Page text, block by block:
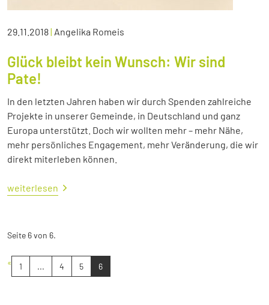
29.11.2018| Angelika Romeis
Glück bleibt kein Wunsch: Wir sind
Pate!
In den letzten Jahren haben wir durch Spenden zahlreiche
Projekte in unserer Gemeinde, in Deutschland und ganz
Europa unterstützt. Doch wir wollten mehr – mehr Nähe,
mehr persönliches Engagement, mehr Veränderung, die wir
direkt miterleben können.
weiterlesen
Seite 6 von 6.
« 1 ... 4 5 6